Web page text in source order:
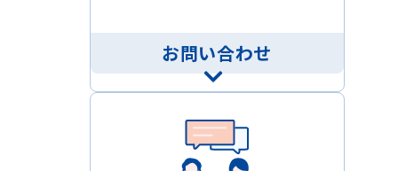
お問い合わせ